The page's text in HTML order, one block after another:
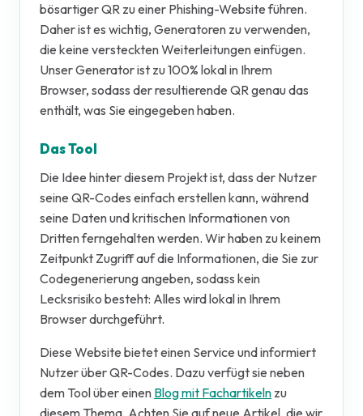
bösartiger QR zu einer Phishing-Website führen.
Daher ist es wichtig, Generatoren zu verwenden,
die keine versteckten Weiterleitungen einfügen.
Unser Generator ist zu 100% lokal in Ihrem
Browser, sodass der resultierende QR genau das
enthält, was Sie eingegeben haben.
Das Tool
Die Idee hinter diesem Projekt ist, dass der Nutzer
seine QR-Codes einfach erstellen kann, während
seine Daten und kritischen Informationen von
Dritten ferngehalten werden. Wir haben zu keinem
Zeitpunkt Zugriff auf die Informationen, die Sie zur
Codegenerierung angeben, sodass kein
Lecksrisiko besteht: Alles wird lokal in Ihrem
Browser durchgeführt.
Diese Website bietet einen Service und informiert
Nutzer über QR-Codes. Dazu verfügt sie neben
dem Tool über einen Blog mit Fachartikeln zu